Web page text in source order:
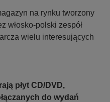
na rynku tworzony
włosko-polski zespół
wielu interesujących
płyt CD/DVD,
do wydań